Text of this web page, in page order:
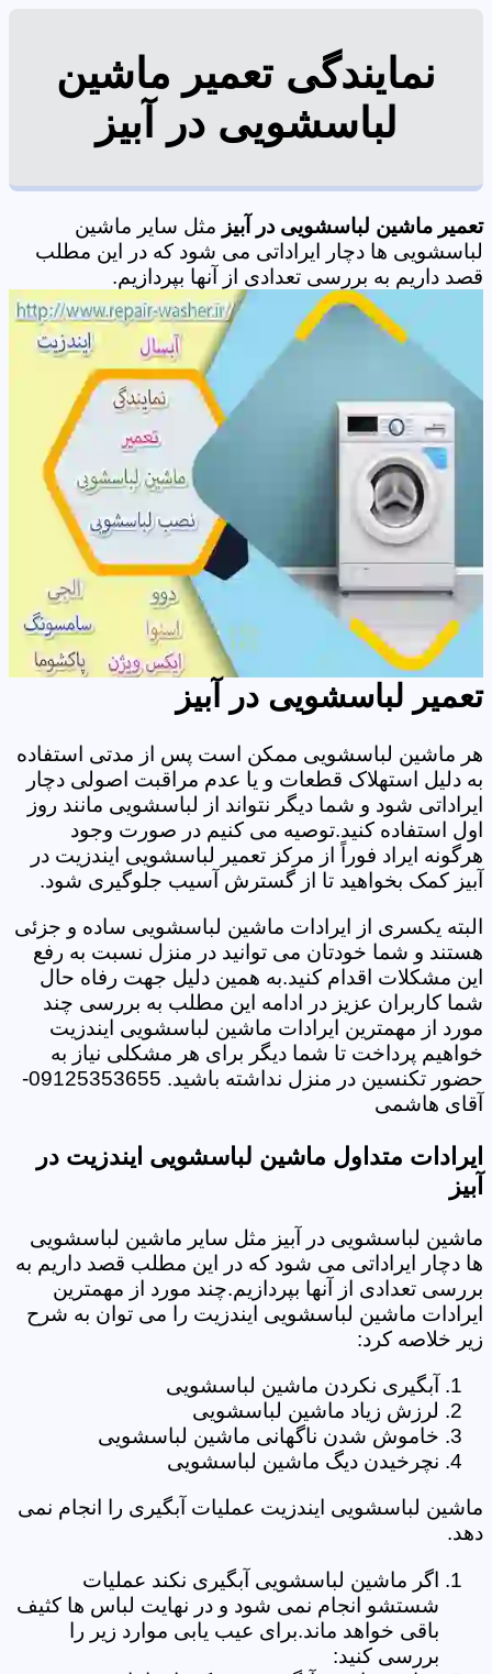
نمایندگی تعمیر ماشین
لباسشویی در آبیز
تعمیر ماشین لباسشویی در آبیز مثل سایر ماشین
لباسشویی ها دچار ایراداتی می شود که در این مطلب
قصد داریم به بررسی تعدادی از آنها بپردازیم.
تعمیر لباسشویی در آبیز
هر ماشین لباسشویی ممکن است پس از مدتی استفاده
به دلیل استهلاک قطعات و یا عدم مراقبت اصولی دچار
ایراداتی شود و شما دیگر نتواند از لباسشویی مانند روز
اول استفاده کنید.توصیه می کنیم در صورت وجود
هرگونه ایراد فوراً از مرکز تعمیر لباسشویی ایندزیت در
آبیز کمک بخواهید تا از گسترش آسیب جلوگیری شود.
البته یکسری از ایرادات ماشین لباسشویی ساده و جزئی
هستند و شما خودتان می توانید در منزل نسبت به رفع
این مشکلات اقدام کنید.به همین دلیل جهت رفاه حال
شما کاربران عزیز در ادامه این مطلب به بررسی چند
مورد از مهمترین ایرادات ماشین لباسشویی ایندزیت
خواهیم پرداخت تا شما دیگر برای هر مشکلی نیاز به
حضور تکنسین در منزل نداشته باشید. 09125353655-
آقای هاشمی
ایرادات متداول ماشین لباسشویی ایندزیت در
آبیز
ماشین لباسشویی در آبیز مثل سایر ماشین لباسشویی
ها دچار ایراداتی می شود که در این مطلب قصد داریم به
بررسی تعدادی از آنها بپردازیم.چند مورد از مهمترین
ایرادات ماشین لباسشویی ایندزیت را می توان به شرح
زیر خلاصه کرد:
آبگیری نکردن ماشین لباسشویی
لرزش زیاد ماشین لباسشویی
خاموش شدن ناگهانی ماشین لباسشویی
نچرخیدن دیگ ماشین لباسشویی
ماشین لباسشویی ایندزیت عملیات آبگیری را انجام نمی
دهد.
اگر ماشین لباسشویی آبگیری نکند عملیات
شستشو انجام نمی شود و در نهایت لباس ها کثیف
باقی خواهد ماند.برای عیب یابی موارد زیر را
بررسی کنید: